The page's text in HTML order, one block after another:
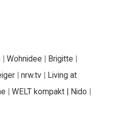
| Wohnidee | Brigitte |
| nrw.tv | Living at
| WELT kompakt | Nido |